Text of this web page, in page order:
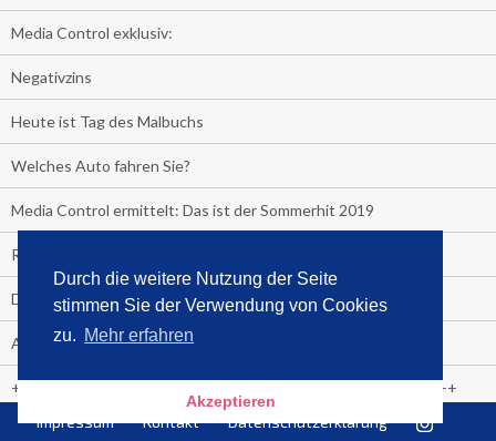
Durch die weitere Nutzung der Seite
stimmen Sie der Verwendung von Cookies
zu. Mehr erfahren
Akzeptieren
Media Control exklusiv:
Negativzins
Heute ist Tag des Malbuchs
Welches Auto fahren Sie?
Media Control ermittelt: Das ist der Sommerhit 2019
Rammstein, "Tatort" und ein Känguru an der Spitze
Die Promi-Bestseller 1. Halbjahr 2019
Alle Bestseller in der Übersicht
+++++ Media Control News +++++ Media Control News +++++
Media Control beruft Arnd von Conrady zum Leiter E-Commerce
Impressum Kontakt Datenschutzerklärung